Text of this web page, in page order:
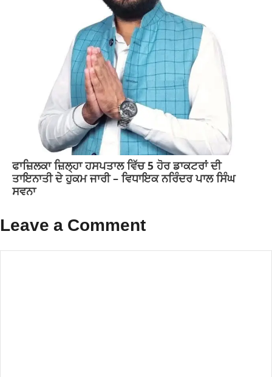
ਫਾਜ਼ਿਲਕਾ ਜ਼ਿਲ੍ਹਾ ਹਸਪਤਾਲ ਵਿੱਚ 5 ਹੋਰ ਡਾਕਟਰਾਂ ਦੀ
ਤਾਇਨਾਤੀ ਦੇ ਹੁਕਮ ਜਾਰੀ – ਵਿਧਾਇਕ ਨਰਿੰਦਰ ਪਾਲ ਸਿੰਘ
ਸਵਨਾ
Leave a Comment